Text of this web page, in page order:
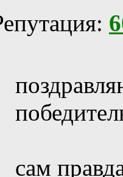
сам